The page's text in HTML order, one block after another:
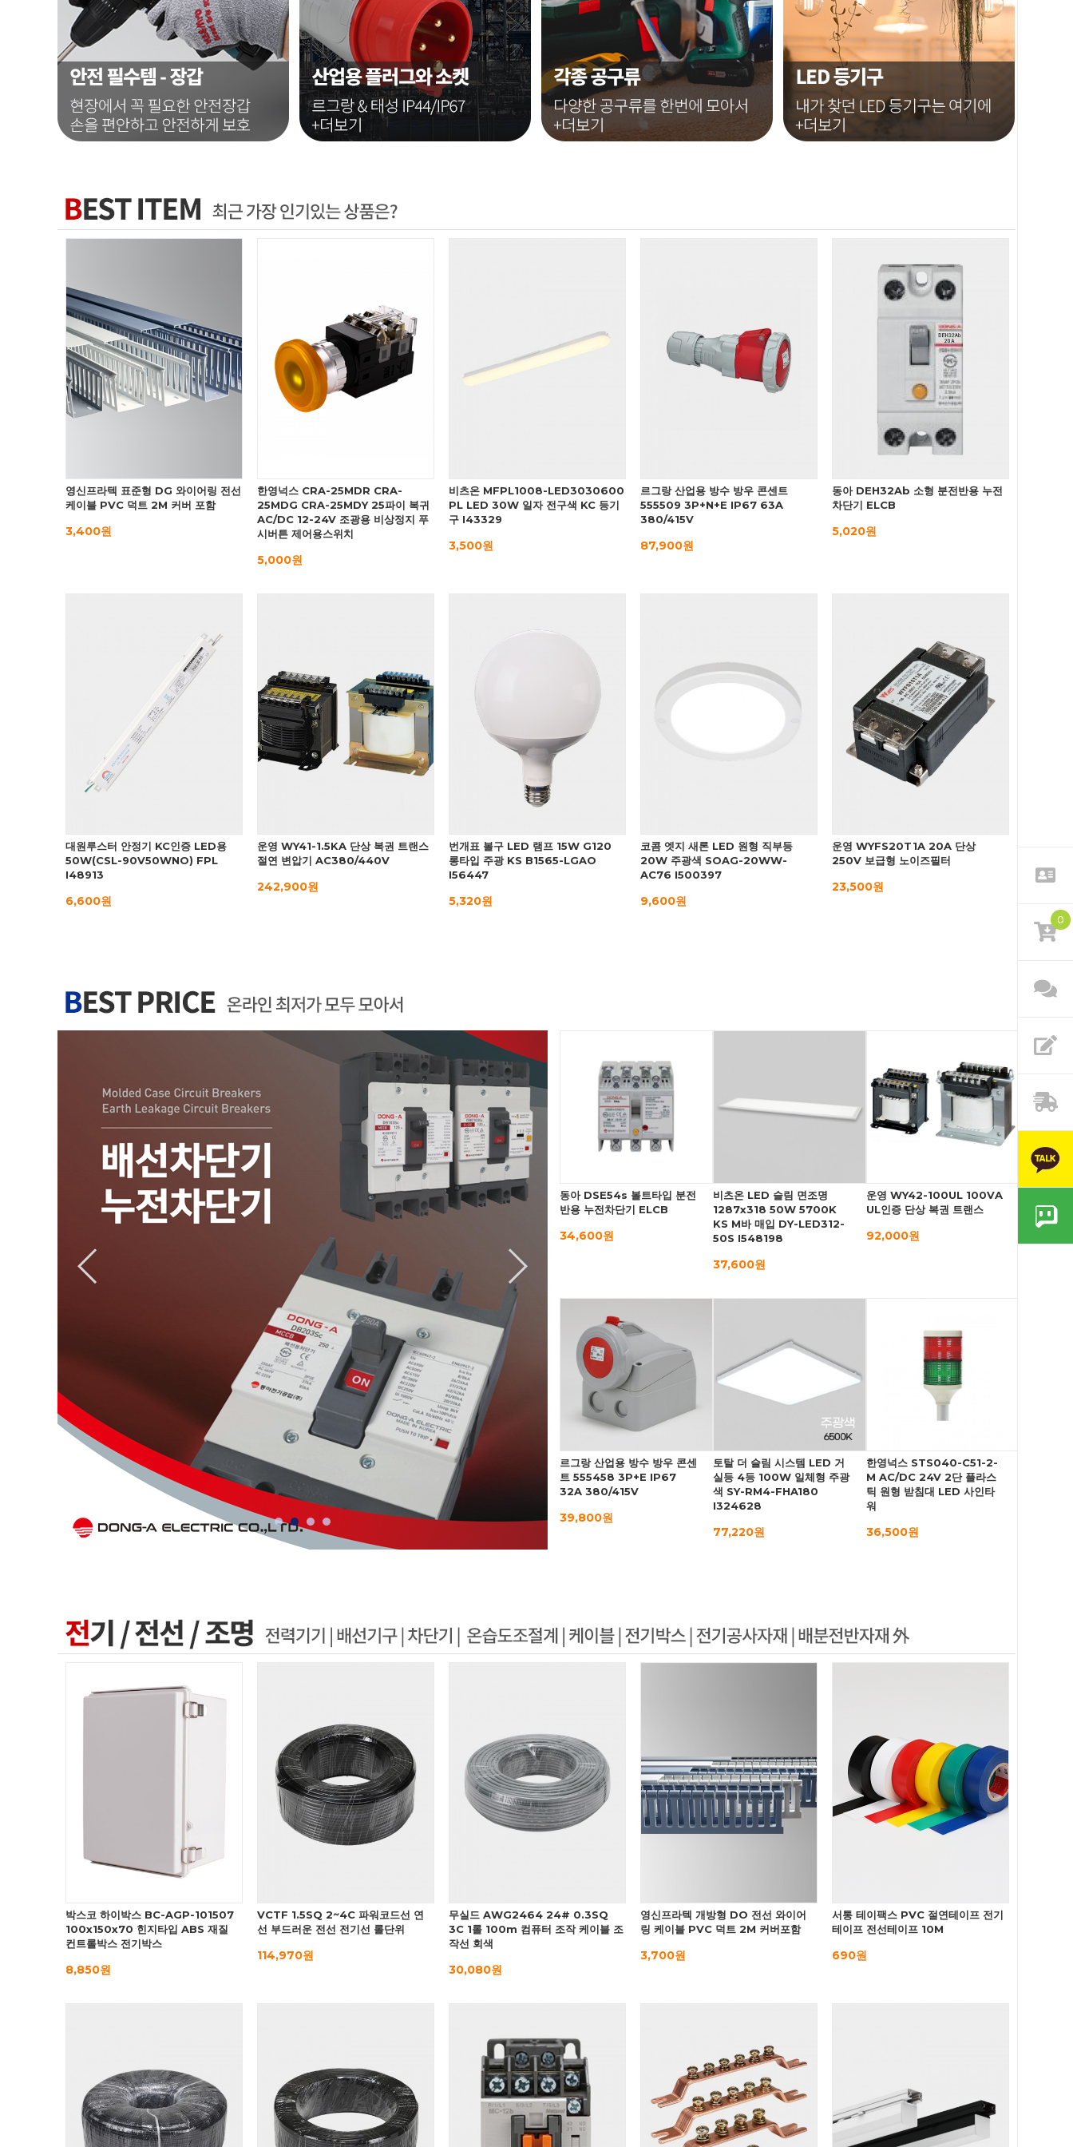
0
영신프라텍 표준형 DG 와이어링 전선
케이블 PVC 덕트 2M 커버 포함
3,400원
한영넉스 CRA-25MDR CRA-
25MDG CRA-25MDY 25파이 복귀
AC/DC 12-24V 조광용 비상정지 푸
시버튼 제어용스위치
5,000원
비츠온 MFPL1008-LED3030600
PL LED 30W 일자 전구색 KC 등기
구 I43329
3,500원
르그랑 산업용 방수 방우 콘센트
555509 3P+N+E IP67 63A
380/415V
87,900원
동아 DEH32Ab 소형 분전반용 누전
차단기 ELCB
5,020원
대원루스터 안정기 KC인증 LED용
50W(CSL-90V50WNO) FPL
I48913
6,600원
운영 WY41-1.5KA 단상 복권 트랜스
절연 변압기 AC380/440V
242,900원
번개표 볼구 LED 램프 15W G120
롱타입 주광 KS B1565-LGAO
I56447
5,320원
코콤 엣지 새론 LED 원형 직부등
20W 주광색 SOAG-20WW-
AC76 I500397
9,600원
운영 WYFS20T1A 20A 단상
250V 보급형 노이즈필터
23,500원
동아 DSE54s 볼트타입 분전
반용 누전차단기 ELCB
34,600원
비츠온 LED 슬림 면조명
1287x318 50W 5700K
KS M바 매입 DY-LED312-
50S I548198
37,600원
운영 WY42-100UL 100VA
UL인증 단상 복권 트랜스
92,000원
르그랑 산업용 방수 방우 콘센
트 555458 3P+E IP67
32A 380/415V
39,800원
토탈 더 슬림 시스템 LED 거
실등 4등 100W 일체형 주광
색 SY-RM4-FHA180
I324628
77,220원
한영넉스 STS040-C51-2-
M AC/DC 24V 2단 플라스
틱 원형 받침대 LED 사인타
워
36,500원
박스코 하이박스 BC-AGP-101507
100x150x70 힌지타입 ABS 재질
컨트롤박스 전기박스
8,850원
VCTF 1.5SQ 2~4C 파워코드선 연
선 부드러운 전선 전기선 롤단위
114,970원
무실드 AWG2464 24# 0.3SQ
3C 1롤 100m 컴퓨터 조작 케이블 조
작선 회색
30,080원
영신프라텍 개방형 DO 전선 와이어
링 케이블 PVC 덕트 2M 커버포함
3,700원
서통 테이팩스 PVC 절연테이프 전기
테이프 전선테이프 10M
690원